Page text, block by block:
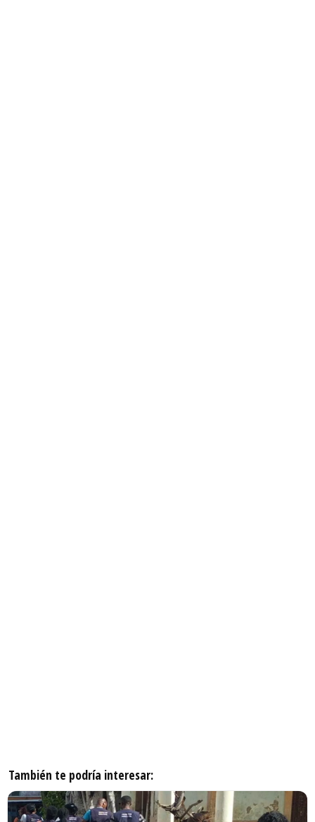
También te podría interesar: